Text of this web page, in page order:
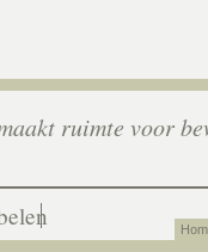
ruimte voor